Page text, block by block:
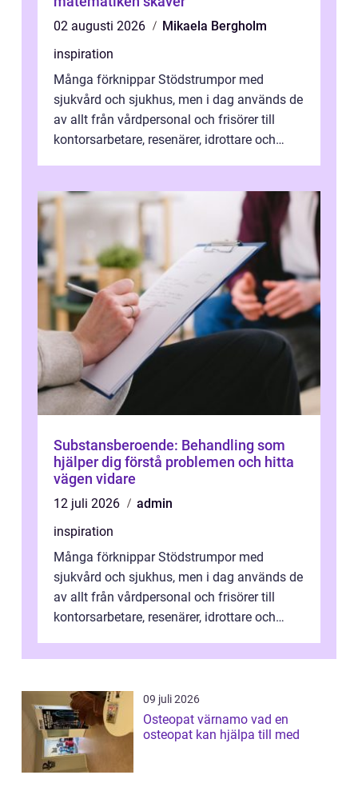
02 augusti 2026
Mikaela Bergholm
inspiration
Många förknippar Stödstrumpor med
sjukvård och sjukhus, men i dag används de
av allt från vårdpersonal och frisörer till
kontorsarbetare, resenärer, idrottare och
Substansberoende: Behandling som
hjälper dig förstå problemen och hitta
vägen vidare
12 juli 2026
admin
inspiration
Många förknippar Stödstrumpor med
sjukvård och sjukhus, men i dag används de
av allt från vårdpersonal och frisörer till
kontorsarbetare, resenärer, idrottare och
09 juli 2026
Osteopat värnamo vad en
osteopat kan hjälpa till med